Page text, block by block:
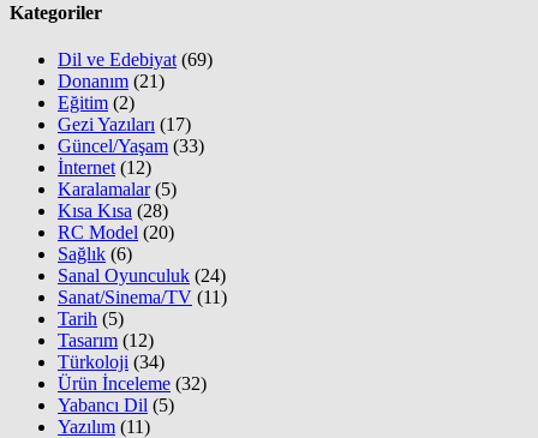
Kategoriler
Dil ve Edebiyat (69)
Donanım (21)
Eğitim (2)
Gezi Yazıları (17)
Güncel/Yaşam (33)
İnternet (12)
Karalamalar(5)
Kısa Kısa (28)
RC Model (20)
Sağlık (6)
Sanal Oyunculuk (24)
Sanat/Sinema/TV (11)
Tarih (5)
Tasarım (12)
Türkoloji (34)
Ürün İnceleme (32)
Yabancı Dil (5)
Yazılım (11)